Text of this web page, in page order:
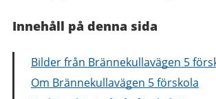
Innehåll på denna sida
Bilder från Brännekullavägen 5
Om Brännekullavägen 5 förskola